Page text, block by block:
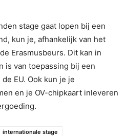
stage gaat lopen bij een
kun je, afhankelijk van het
Erasmusbeurs. Dit kan in
is van toepassing bij een
EU. Ook kun je je
en je OV-chipkaart inleveren
internationale stage